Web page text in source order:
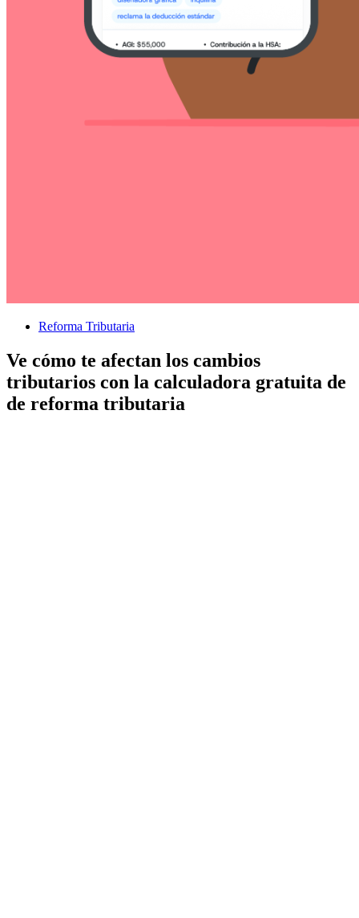
Reforma Tributaria
Ve cómo te afectan los cambios
tributarios con la calculadora gratuita de
de reforma tributaria